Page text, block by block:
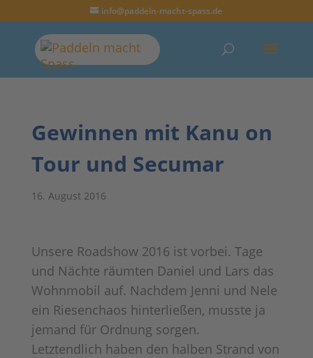
info@paddeln-macht-spass.de
Gewinnen mit Kanu on
Tour und Secumar
16. August 2016
Unsere Roadshow 2016 ist vorbei. Tage
und Nächte räumten Daniel und Lars das
Wohnmobil auf. Nachdem Jenni und Nele
ein Riesenchaos hinterließen, musste ja
jemand für Ordnung sorgen.
Letztendlich haben den halben Strand von